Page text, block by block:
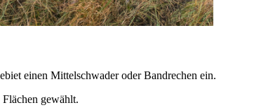
einen Mittelschwader oder Bandrechen ein.
gewählt.